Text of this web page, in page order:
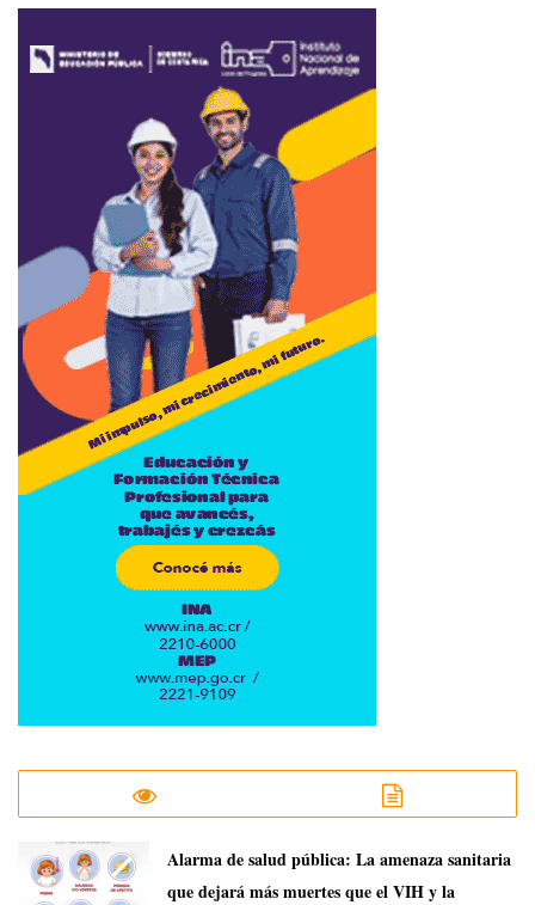
​Alarma de salud pública: La amenaza sanitaria
que dejará más muertes que el VIH y la